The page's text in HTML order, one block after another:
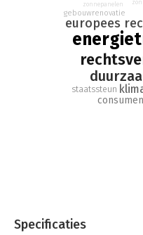
This book captures the
symposium who discussed
comparative legal
europees
staatssteun
gebouwrenovatie
zonnepanelen
Specificaties